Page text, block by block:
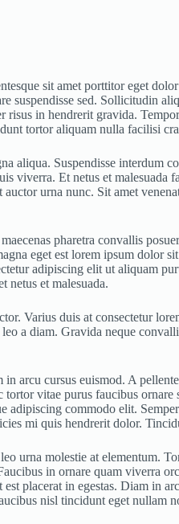
sit amet porttitor eget
suspendisse sed. Sollicitudin
risus in hendrerit gravida.
tortor aliquam nulla facilisi
aliqua. Suspendisse interdum
Et netus et malesuada
urna nunc. Sit amet
pharetra convallis
eget est lorem ipsum dolor
adipiscing elit ut aliquam
netus et malesuada.
Varius duis at consectetur
a diam. Gravida neque
arcu cursus euismod. A
vitae purus faucibus
adipiscing commodo elit.
mi quis hendrerit dolor.
urna molestie at elementum.
in ornare quam viverra
placerat in egestas. Diam in
nisl tincidunt eget nullam